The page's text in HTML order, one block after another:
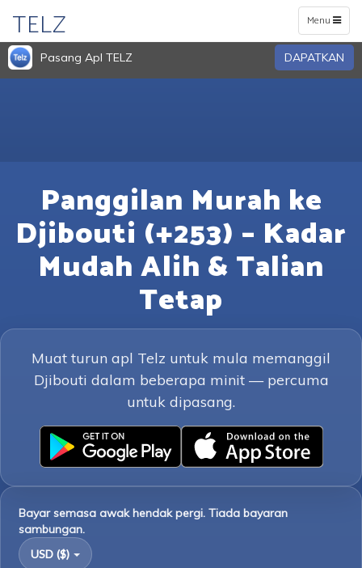
Toggle
navigation
Menu
TELZ
Pasang Apl TELZ DAPATKAN
Panggilan Murah ke
Djibouti (+253) – Kadar
Mudah Alih & Talian
Tetap
Muat turun apl Telz untuk mula memanggil
Djibouti dalam beberapa minit — percuma
untuk dipasang.
Bayar semasa awak hendak pergi. Tiada bayaran
sambungan.
USD ($)